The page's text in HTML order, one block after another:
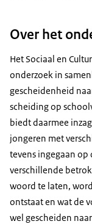
Over het
Het Sociaal en
onderzoek in
gescheidenheid
scheiding op
biedt daarmee
jongeren met
tevens ingegaan
verschillende
woord te laten,
ontstaat en wat de
wel gescheiden